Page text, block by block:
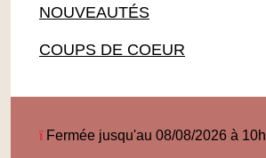
NOUVEAUTÉS
COUPS DE COEUR
Fermée jusqu'au 08/08/2026 à